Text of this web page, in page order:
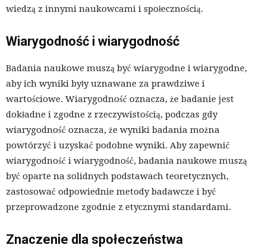
wiedzą z innymi naukowcami i społecznością.
Wiarygodność i wiarygodność
Badania naukowe muszą być wiarygodne i wiarygodne,
aby ich wyniki były uznawane za prawdziwe i
wartościowe. Wiarygodność oznacza, że badanie jest
dokładne i zgodne z rzeczywistością, podczas gdy
wiarygodność oznacza, że wyniki badania można
powtórzyć i uzyskać podobne wyniki. Aby zapewnić
wiarygodność i wiarygodność, badania naukowe muszą
być oparte na solidnych podstawach teoretycznych,
zastosować odpowiednie metody badawcze i być
przeprowadzone zgodnie z etycznymi standardami.
Znaczenie dla społeczeństwa